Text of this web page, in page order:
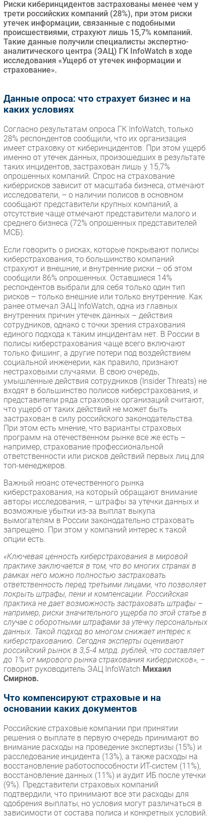
Безопасность
Инновации
CIO/Управление ИТ
Гаджеты
Здоровье
РАЗДЕЛЫ
Новости
Аналитика
Интервью
Мероприятия
Проекты
IT класс
Тестовый стенд
Каталог компаний
Риски киберинцидентов застрахованы менее чем у
трети российских компаний (28%), при этом риски
утечек информации, связанные с подобными
происшествиями, страхуют лишь 15,7% компаний.
Такие данные получили специалисты экспертно-
аналитического центра (ЭАЦ) ГК InfoWatch в ходе
исследования «Ущерб от утечек информации и
страхование».
Данные опроса: что страхует бизнес и на
каких условиях
Согласно результатам опроса ГК InfoWatch, только
28% респондентов сообщили, что их организация
имеет страховку от киберинцидентов. При этом ущерб
именно от утечек данных, произошедших в результате
таких инцидентов, застрахован лишь у 15,7%
опрошенных компаний. Спрос на страхование
киберрисков зависит от масштаба бизнеса, отмечают
исследователи, – о наличии полисов в основном
сообщают представители крупных компаний, а
отсутствие чаще отмечают представители малого и
среднего бизнеса (72% опрошенных представителей
МСБ).
Если говорить о рисках, которые покрывают полисы
киберстрахования, то большинство компаний
страхуют и внешние, и внутренние риски – об этом
сообщили 86% опрошенных. Оставшиеся 14%
респондентов выбрали для себя только один тип
рисков – только внешние или только внутренние. Как
ранее отмечал ЭАЦ InfoWatch, одна из главных
внутренних причин утечек данных – действия
сотрудников, однако с точки зрения страхования
единого подхода к таким инцидентам нет. В России в
полисы киберстрахования чаще всего включают
только фишинг, а другие потери под воздействием
социальной инженерии, как правило, признают
нестраховыми случаями. В свою очередь,
умышленные действия сотрудников (Insider Threats) не
входят в большинство полисов киберстрахования, и
представители ряда страховых организаций считают,
что ущерб от таких действий не может быть
застрахован в силу российского законодательства.
При этом есть мнение, что варианты страховых
программ на отечественном рынке все же есть –
например, страхование профессиональной
ответственности или рисков действий первых лиц для
топ-менеджеров.
Важный нюанс отечественного рынка
киберстрахования, на который обращают внимание
авторы исследования, – штрафы за утечки данных и
возможные убытки из-за выплат выкупа
вымогателям в России законодательно страховать
запрещено. При этом у компаний интерес к такой
опции есть.
«Ключевая ценность киберстрахования в мировой
практике заключается в том, что во многих странах в
рамках него можно полностью застраховать
ответственность перед третьими лицами, что позволяет
покрыть штрафы, пени и компенсации. Российская
практика не дает возможность застраховать штрафы –
например, риски значительного ущерба по этой статье в
случае с оборотными штрафами за утечку персональных
данных. Такой подход во многом снижает интерес к
киберстрахованию. Сегодня эксперты оценивают
российский рынок в 3,5-4 млрд. рублей, что составляет
до 1% от мирового рынка страхования киберрисков», –
говорит руководитель ЭАЦ InfoWatch Михаил
Смирнов.
Что компенсируют страховые и на
основании каких документов
Российские страховые компании при принятии
решения о выплате в первую очередь принимают во
внимание расходы на проведение экспертизы (15%) и
расследование инцидента (13%), а также расходы на
восстановление работоспособности ИТ-систем (11%),
восстановление данных (11%) и аудит ИБ после утечки
(9%). Представители страховых компаний
подтвердили, что принимают все эти расходы для
одобрения выплаты, но условия могут различаться в
зависимости от состава полиса и конкретных условий.